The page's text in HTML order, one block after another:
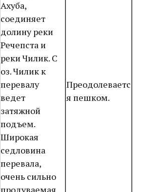
Ахуба,
соединяет
долину реки
Речепста и
реки Чилик. С
оз. Чилик к
перевалу
ведет
затяжной
подъем.
Широкая
седловина
перевала,
очень сильно
продуваемая
Преодолеваетс
я пешком.